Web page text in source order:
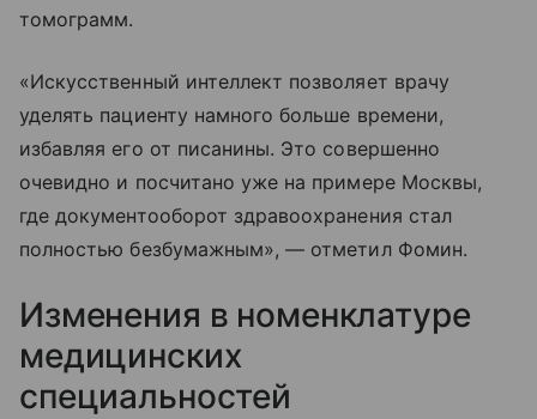
томограмм.
«Искусственный интеллект позволяет врачу
уделять пациенту намного больше времени,
избавляя его от писанины. Это совершенно
очевидно и посчитано уже на примере Москвы,
где документооборот здравоохранения стал
полностью безбумажным», — отметил Фомин.
Изменения в номенклатуре
медицинских
специальностей